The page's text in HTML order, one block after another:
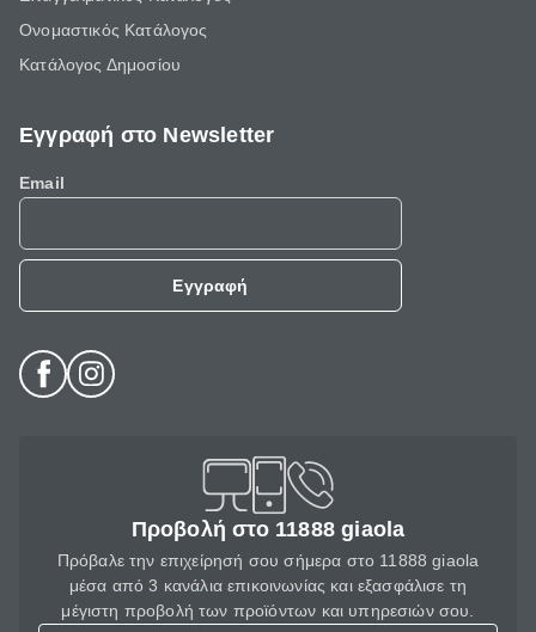
Ονομαστικός Κατάλογος
Κατάλογος Δημοσίου
Εγγραφή στο Newsletter
Email
Εγγραφή
Προβολή στο 11888 giaola
Πρόβαλε την επιχείρησή σου σήμερα στο 11888 giaola
μέσα από 3 κανάλια επικοινωνίας και εξασφάλισε τη
μέγιστη προβολή των προϊόντων και υπηρεσιών σου.